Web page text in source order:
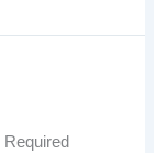
Required